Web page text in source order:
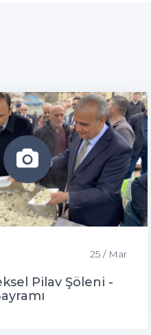
25 / Mar
Pilav Şöleni -